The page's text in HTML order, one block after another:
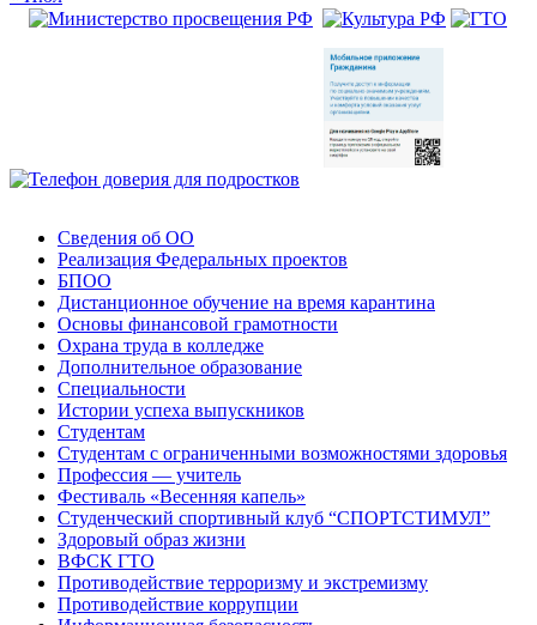
Сведения об ОО
Реализация Федеральных проектов
БПОО
Дистанционное обучение на время карантина
Основы финансовой грамотности
Охрана труда в колледже
Дополнительное образование
Специальности
Истории успеха выпускников
Студентам
Студентам с ограниченными возможностями здоровья
Профессия — учитель
Фестиваль «Весенняя капель»
Студенческий спортивный клуб “СПОРТСТИМУЛ”
Здоровый образ жизни
ВФСК ГТО
Противодействие терроризму и экстремизму
Противодействие коррупции